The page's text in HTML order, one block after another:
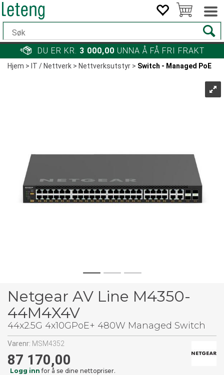
DU ER KR. 3 000,00 UNNA Å FÅ FRI FRAKT
Hjem> IT / Nettverk>Nettverksutstyr>Switch - Managed PoE
Netgear AV Line M4350-
44M4X4V
44x2.5G 4x10GPoE+ 480W Managed Switch
Varenr: MSM4352
87 170,00
Logg inn for å se dine nettopriser.